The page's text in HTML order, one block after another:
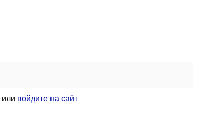
или войдите на сайт